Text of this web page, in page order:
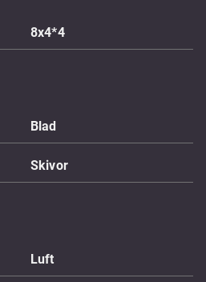
8x4*4
Blad
Skivor
Luft